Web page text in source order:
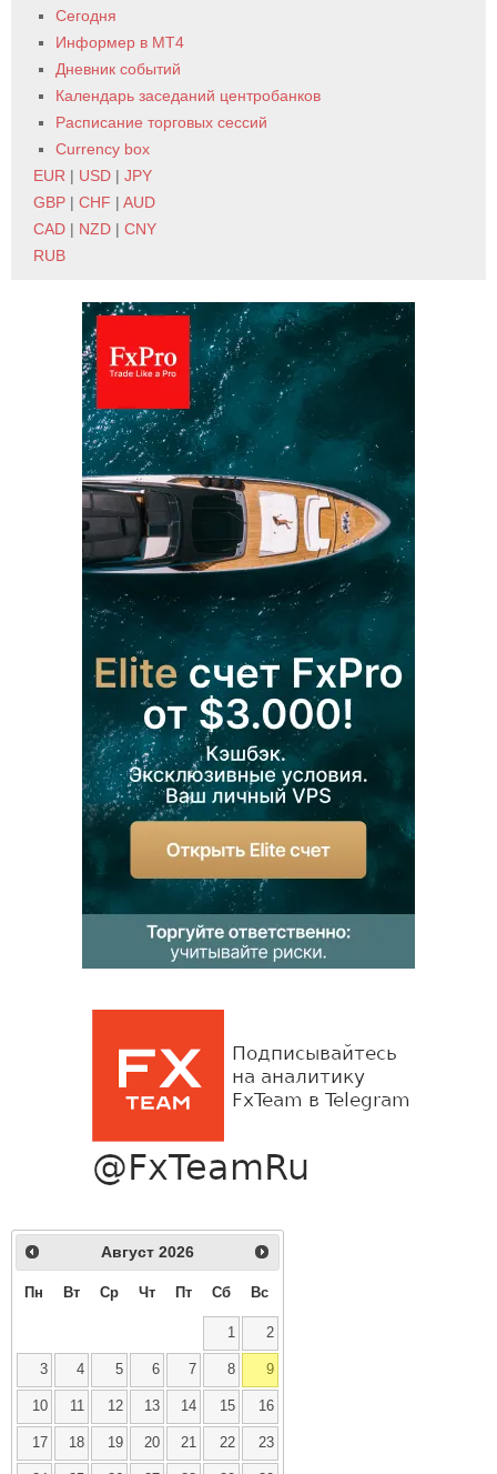
Сегодня
Информер в MT4
Дневник событий
Календарь заседаний центробанков
Расписание торговых сессий
Currency box
EUR | USD | JPY
GBP | CHF | AUD
CAD | NZD | CNY
RUB
Август 2026
Пн Вт Ср Чт Пт Сб Вс
1 2
3 4 5 6 7 8 9
10 11 12 13 14 15 16
17 18 19 20 21 22 23